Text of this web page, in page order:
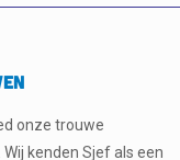
onze trouwe
kenden Sjef als een